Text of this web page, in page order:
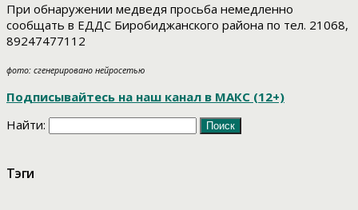
При обнаружении медведя просьба немедленно
сообщать в ЕДДС Биробиджанского района по тел. 21068,
89247477112
фото: сгенерировано нейросетью
Подписывайтесь на наш канал в МАКС (12+)
Найти:
Тэги